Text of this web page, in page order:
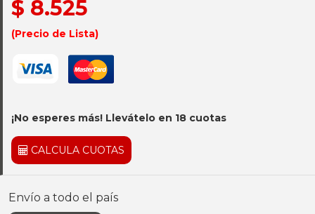
$ 8.525
(Precio de Lista)
¡No esperes más! Llevátelo en 18 cuotas
CALCULA CUOTAS
Envío a todo el país